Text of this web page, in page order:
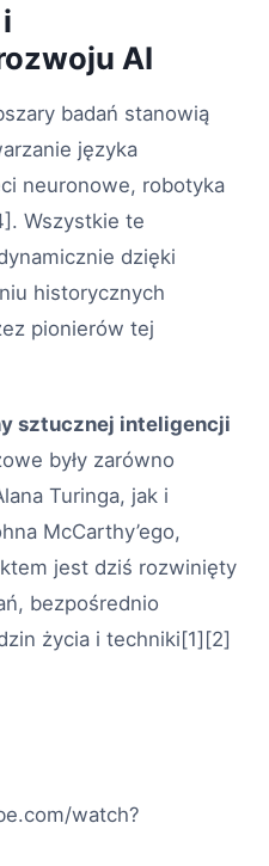
AI
badań stanowią
języka
neuronowe, robotyka
Wszystkie te
dzięki
historycznych
pionierów tej
sztucznej inteligencji
były zarówno
Turinga, jak i
McCarthy’ego,
jest dziś rozwinięty
bezpośrednio
życia i techniki[1][2]
watch?